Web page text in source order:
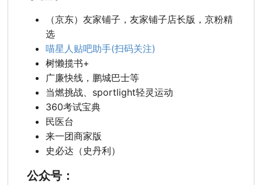
（京东）友家铺子，友家铺子店长版，京粉精
选
喵星人贴吧助手(扫码关注)
树懒揽书+
广廉快线，鹏城巴士等
当燃挑战、sportlight轻灵运动
360考试宝典
民医台
来一团商家版
史必达（史丹利）
公众号：